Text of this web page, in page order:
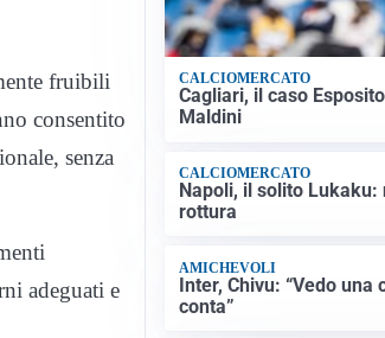
fruibili
consentito
senza
adeguati e
CALCIOMERCATO
Cagliari, il caso
Maldini
CALCIOMERCATO
Napoli, il solito
rottura
AMICHEVOLI
Inter, Chivu: “Vedo
conta”